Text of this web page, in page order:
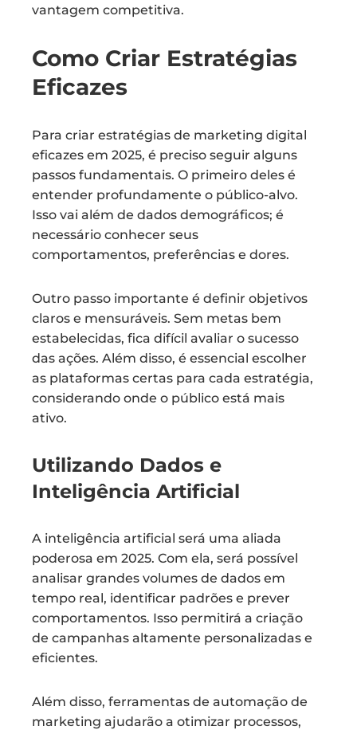
vantagem competitiva.
Como Criar Estratégias
Eficazes
Para criar estratégias de marketing digital
eficazes em 2025, é preciso seguir alguns
passos fundamentais. O primeiro deles é
entender profundamente o público-alvo.
Isso vai além de dados demográficos; é
necessário conhecer seus
comportamentos, preferências e dores.
Outro passo importante é definir objetivos
claros e mensuráveis. Sem metas bem
estabelecidas, fica difícil avaliar o sucesso
das ações. Além disso, é essencial escolher
as plataformas certas para cada estratégia,
considerando onde o público está mais
ativo.
Utilizando Dados e
Inteligência Artificial
A inteligência artificial será uma aliada
poderosa em 2025. Com ela, será possível
analisar grandes volumes de dados em
tempo real, identificar padrões e prever
comportamentos. Isso permitirá a criação
de campanhas altamente personalizadas e
eficientes.
Além disso, ferramentas de automação de
marketing ajudarão a otimizar processos,